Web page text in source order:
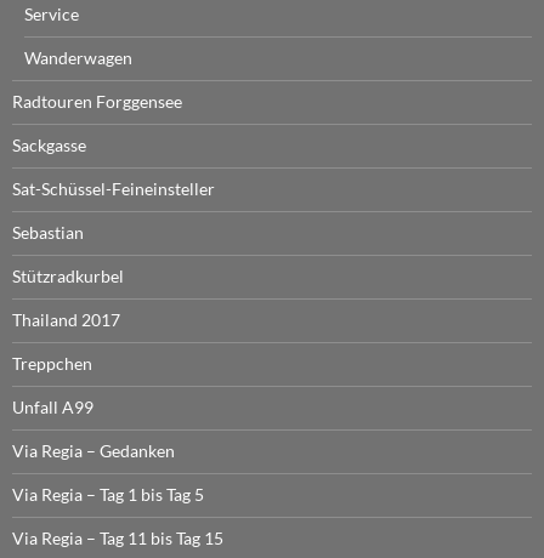
Service
Wanderwagen
Radtouren Forggensee
Sackgasse
Sat-Schüssel-Feineinsteller
Sebastian
Stützradkurbel
Thailand 2017
Treppchen
Unfall A99
Via Regia – Gedanken
Via Regia – Tag 1 bis Tag 5
Via Regia – Tag 11 bis Tag 15